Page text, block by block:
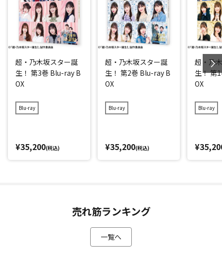
超・乃木坂スター誕
生！ 第3巻 Blu-ray B
OX
Blu-ray
¥35,200(税込)
超・乃木坂スター誕
生！ 第2巻 Blu-ray B
OX
Blu-ray
¥35,200(税込)
超・乃
生！ 第
OX
Blu-ray
売れ筋ランキング
一覧へ